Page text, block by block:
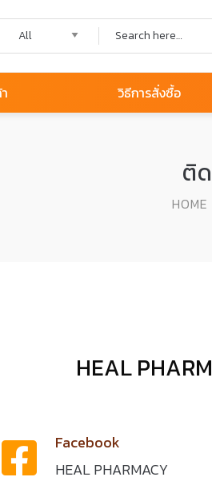
วิธีการสั่งซื้อ
ติ
HOME
HEAL
Facebook
HEAL PHARMACY